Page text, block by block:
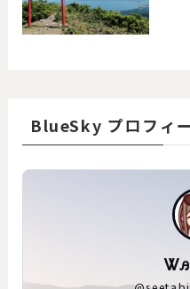
BlueSky プロフィ